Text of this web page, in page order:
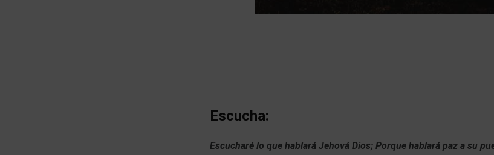
Escucha:
Escucharé lo que hablará Jehová Dios; Porque hablará paz a su